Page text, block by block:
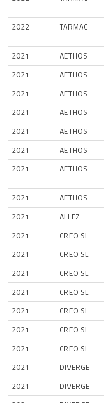
2022
TARMAC
2021
AETHOS
2021
AETHOS
2021
AETHOS
2021
AETHOS
2021
AETHOS
2021
AETHOS
2021
AETHOS
2021
AETHOS
2021
ALLEZ
2021
CREO SL
2021
CREO SL
2021
CREO SL
2021
CREO SL
2021
CREO SL
2021
CREO SL
2021
CREO SL
2021
DIVERGE
2021
DIVERGE